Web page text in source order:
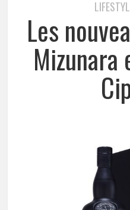
Les